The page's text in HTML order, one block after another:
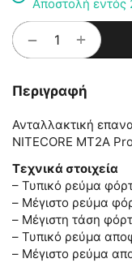
Αποστολή
+
−
Περιγραφή
Ανταλλακτική
NITECORE MT2A Pro
Τεχνικά στοιχεία
– Τυπικό
– Μέγιστο
– Μέγιστη
– Τυπικό ρεύμα
– Μέγιστο